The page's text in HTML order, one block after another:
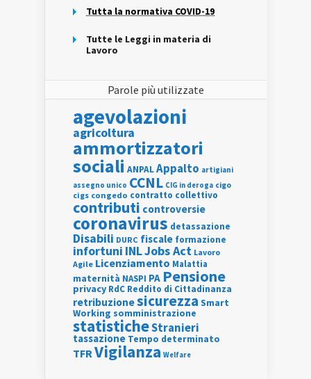
Tutta la normativa COVID-19
Tutte le Leggi in materia di
Lavoro
Parole più utilizzate
agevolazioni
agricoltura
ammortizzatori
sociali ANPALAppalto artigiani
assegno unico CCNL CIG in deroga cigo
cigs congedo contratto collettivo
contributi controversie
coronavirus detassazione
Disabili DURC fiscale formazione
infortuni INLJobs Act Lavoro
Agile Licenziamento Malattia
maternità NASPI PA Pensione
privacy RdC Reddito di Cittadinanza
retribuzionesicurezza Smart
Working somministrazione
statisticheStranieri
tassazione Tempo determinato
TFR Vigilanza Welfare